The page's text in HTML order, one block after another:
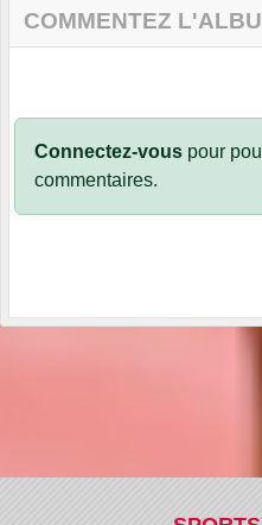
COMMENTEZ
Connectez-vous pour
commentaires.